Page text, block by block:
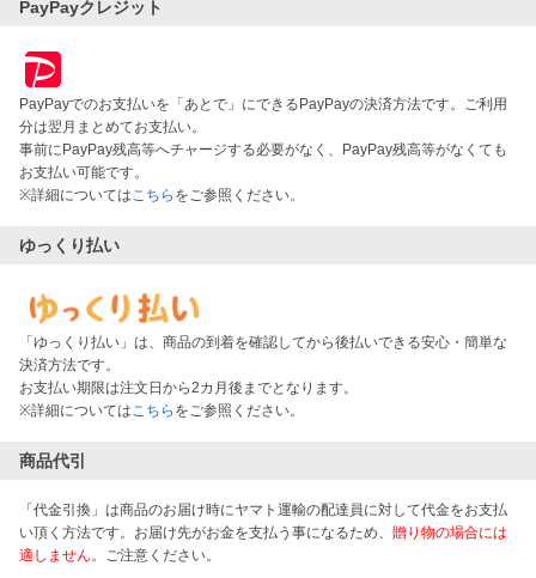
PayPayクレジット
PayPayでのお支払いを「あとで」にできるPayPayの決済方法です。ご利用
分は翌月まとめてお支払い。
事前にPayPay残高等へチャージする必要がなく、PayPay残高等がなくても
お支払い可能です。
※詳細についてはこちら をご参照ください。
ゆっくり払い
「ゆっくり払い」は、商品の到着を確認してから後払いできる安心・簡単な
決済方法です。
お支払い期限は注文日から2カ月後までとなります。
※詳細についてはこちら をご参照ください。
商品代引
「代金引換」は商品のお届け時にヤマト運輸の配達員に対して代金をお支払
い頂く方法です。お届け先がお金を支払う事になるため、 贈り物の場合には
適しません。 ご注意ください。